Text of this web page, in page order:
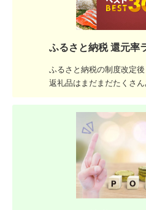
ふるさと納税 還元率
ふるさと納税の制度改定
返礼品はまだまだたくさん